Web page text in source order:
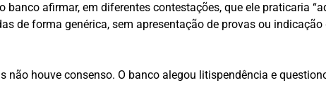
afirmar, em diferentes contestações, que ele praticaria
de forma genérica, sem apresentação de provas ou
não houve consenso. O banco alegou litispendência e